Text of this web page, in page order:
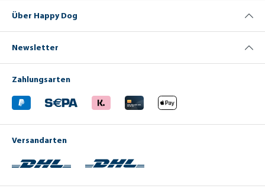
Über Happy Dog
Newsletter
Zahlungsarten
Versandarten